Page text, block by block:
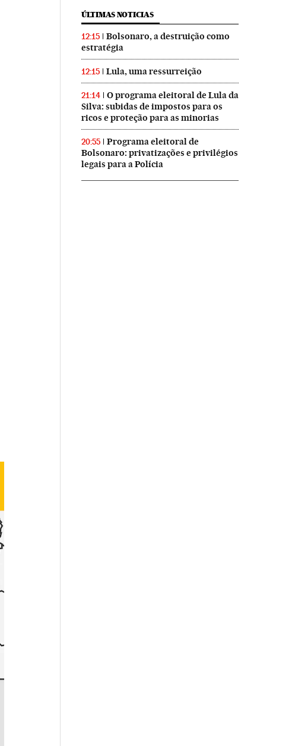
ÚLTIMAS NOTICIAS
12:15
Bolsonaro, a destruição como
estratégia
12:15 Lula, uma ressurreição
21:14
O programa eleitoral de Lula da
Silva: subidas de impostos para os
ricos e proteção para as minorias
20:55
Programa eleitoral de
Bolsonaro: privatizações e privilégios
legais para a Polícia